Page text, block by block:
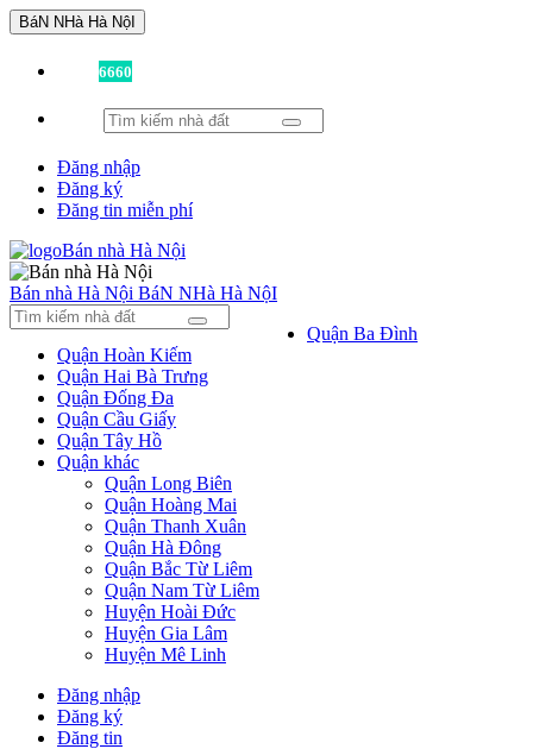
BáN NHà Hà NộI
6660
Đăng nhập
Đăng ký
Đăng tin miễn phí
Bán nhà Hà Nội BáN NHà Hà NộI
Quận Ba Đình
Quận Hoàn Kiếm
Quận Hai Bà Trưng
Quận Đống Đa
Quận Cầu Giấy
Quận Tây Hồ
Quận khác
Quận Long Biên
Quận Hoàng Mai
Quận Thanh Xuân
Quận Hà Đông
Quận Bắc Từ Liêm
Quận Nam Từ Liêm
Huyện Hoài Đức
Huyện Gia Lâm
Huyện Mê Linh
Đăng nhập
Đăng ký
Đăng tin